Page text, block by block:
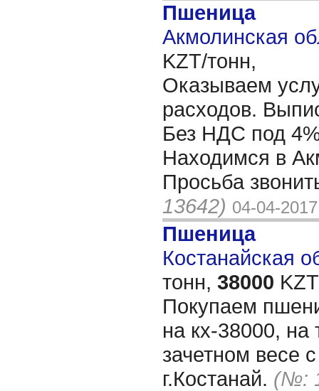
Пшеница
Акмолинская
KZT/тонн,
Оказываем
расходов.
Без НДС под
Находимся в
Просьба
13642) 04-04-2017
Пшеница
Костанайская
тонн, 38000
Покупаем
на кх-38000,
зачетном весе
г.Костанай. (№: